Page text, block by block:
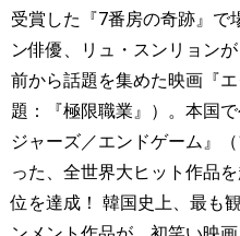
受賞した『7番房の奇跡』で
ン俳優、リュ・スンリョン
前から話題を集めた映画『
題：『極限職業』）。本国
ジャーズ／エンドゲーム』（
った、全世界大ヒット作品
位を達成！ 韓国史上、最も